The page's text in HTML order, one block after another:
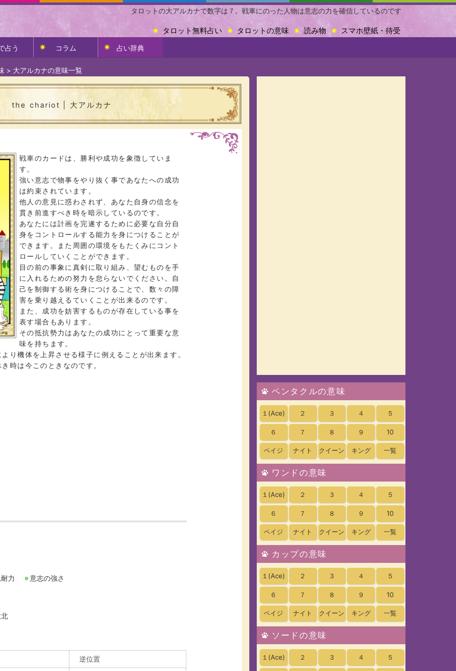
タロットの大アルカナで数字は７。戦車にのった人物は意志の力を確信しているのです
スマホ壁紙・待受
読み物
タロットの意味
タロット無料占い
占う コラム 占い辞典
> 大アルカナの意味一覧
the chariot | 大アルカナ
戦車のカードは、勝利や成功を象徴していま
す。
強い意志で物事をやり抜く事であなたへの成功
は約束されています。
他人の意見に惑わされず、あなた自身の信念を
貫き前進すべき時を暗示しているのです。
あなたには計画を完遂するために必要な自分自
身をコントロールする能力を身につけることが
できます。また周囲の環境をもたくみにコント
ロールしていくことができます。
目の前の事象に真剣に取り組み、望むものを手
に入れるための努力を怠らないでください。自
己を制御する術を身につけることで、数々の障
害を乗り越えるていくことが出来るのです。
また、成功を妨害するものが存在している事を
表す場合もあります。
その抵抗勢力はあなたの成功にとって重要な意
味を持ちます。
り機体を上昇させる様子に例えることが出来ます。
時は今このときなのです。
力
意志の強さ
逆位置
ペンタクルの意味
１ (Ace) ２ ３ ４ ５
６ ７ ８ ９ 10
ペイジ ナイト クイーン キング 一覧
ワンドの意味
１ (Ace) ２ ３ ４ ５
６ ７ ８ ９ 10
ペイジ ナイト クイーン キング 一覧
カップの意味
１ (Ace) ２ ３ ４ ５
６ ７ ８ ９ 10
ペイジ ナイト クイーン キング 一覧
ソードの意味
１ (Ace) ２ ３ ４ ５